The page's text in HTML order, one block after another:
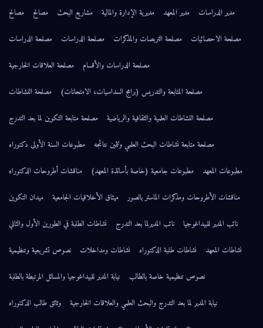
مديرية الإدارة والمالية مشاريع البحث مصالح
مصالح
التربصات والمذكرات
مصلحة الدراسات
مصلحة الدراسات
مصلحة العلاقات الخارجية
والتدريس (برامج السداسيات، الامتحانات)
مصلحة النشاطات
والثقافية والرياضية
مصلحة متابعة التكوين لما بعد التدرج
البحث العلمي وتثمين نتائجه
مطبوعات السنة الأولى دكتوراه
جامعية (خاصة بأساتذة المعهد)
مناقشات أطروحات الدكتوراه
الماستر بالصور
ميثاق الأخلاقيات الجامعية
ميدان التكوين
نائب المديرلما بعد التدرج
نشاطات الطلبة في الطورين الأول والثاني
الدكتوراه
نشاطات ومداخلات
نصوص تشريعية وتنظيمية
نيابة المدير للبيداغوجيا والمسائل المرتبطة بالطلبة
التدرج والبحث العلمي والعلاقات الخارجية
وثائق طالب الدكتوراه